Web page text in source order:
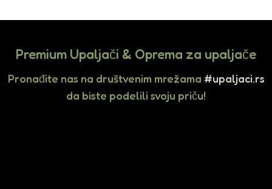
Premium Upaljači & Oprema za upaljače
Pronađite nas na društvenim mrežama #upaljaci.rs
da biste podelili svoju priču!